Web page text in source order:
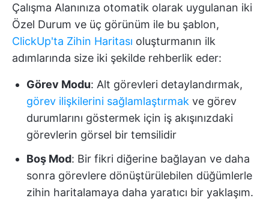
Çalışma Alanınıza otomatik olarak uygulanan iki
Özel Durum ve üç görünüm ile bu şablon,
ClickUp'ta Zihin Haritası oluşturmanın ilk
adımlarında size iki şekilde rehberlik eder:
Görev Modu: Alt görevleri detaylandırmak,
görev ilişkilerini sağlamlaştırmak ve görev
durumlarını göstermek için iş akışınızdaki
görevlerin görsel bir temsilidir
Boş Mod: Bir fikri diğerine bağlayan ve daha
sonra görevlere dönüştürülebilen düğümlerle
zihin haritalamaya daha yaratıcı bir yaklaşım.